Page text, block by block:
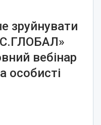
зруйнувати
вебінар
особисті